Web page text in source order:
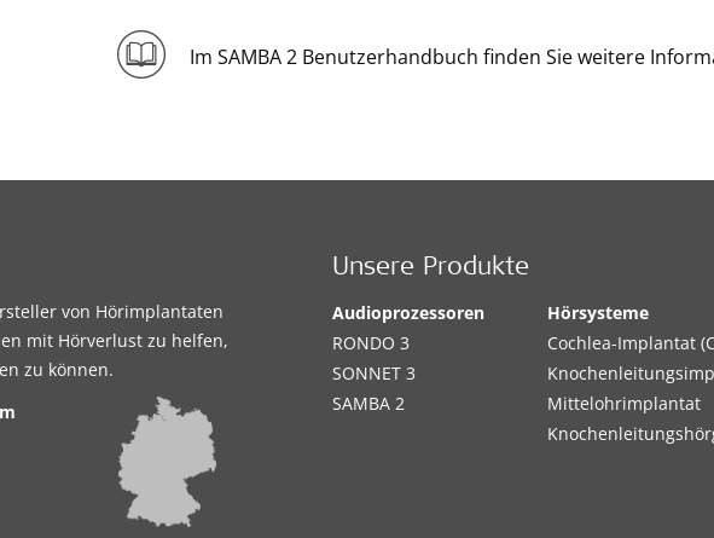
Im SAMBA 2 Benutzerhandbuch finden Sie weitere
von Hörimplantaten
mit Hörverlust zu helfen,
zu können.
Unsere Produkte
Audioprozessoren
RONDO 3
SONNET 3
SAMBA 2
Hörsysteme
Cochlea-Implantat
Mittelohrimplantat